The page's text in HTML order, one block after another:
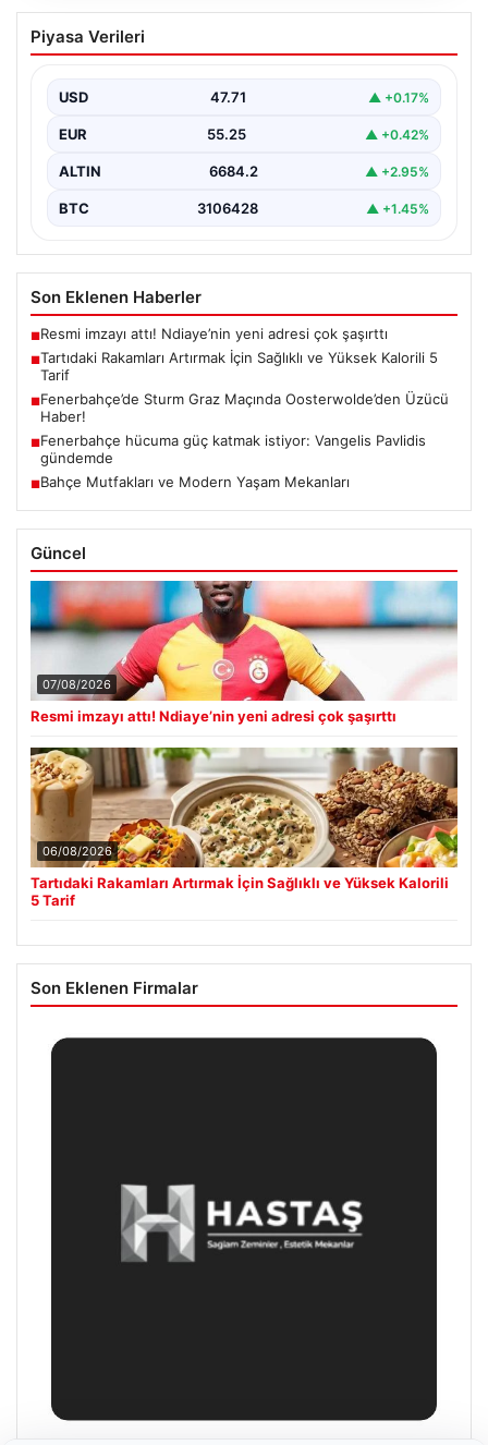
Tartıdaki Rakamları Artırmak İçin
Sağlıklı ve Yüksek Kalorili 5 Tarif
rahatsızlık hissi yaratmadan, dengeli ve kalori
açısından…
Piyasa Verileri
USD 47.71 ▲ +0.17%
EUR 55.25 ▲ +0.42%
ALTIN 6684.2 ▲ +2.95%
BTC 3106428 ▲ +1.45%
Son Eklenen Haberler
■Resmi imzayı attı! Ndiaye’nin yeni adresi çok şaşırttı
■Tartıdaki Rakamları Artırmak İçin Sağlıklı ve Yüksek Kalorili 5
Tarif
■Fenerbahçe’de Sturm Graz Maçında Oosterwolde’den Üzücü
Haber!
■Fenerbahçe hücuma güç katmak istiyor: Vangelis Pavlidis
gündemde
■Bahçe Mutfakları ve Modern Yaşam Mekanları
Güncel
07/08/2026
Resmi imzayı attı! Ndiaye’nin yeni adresi çok şaşırttı
06/08/2026
Tartıdaki Rakamları Artırmak İçin Sağlıklı ve Yüksek Kalorili
5 Tarif
Son Eklenen Firmalar